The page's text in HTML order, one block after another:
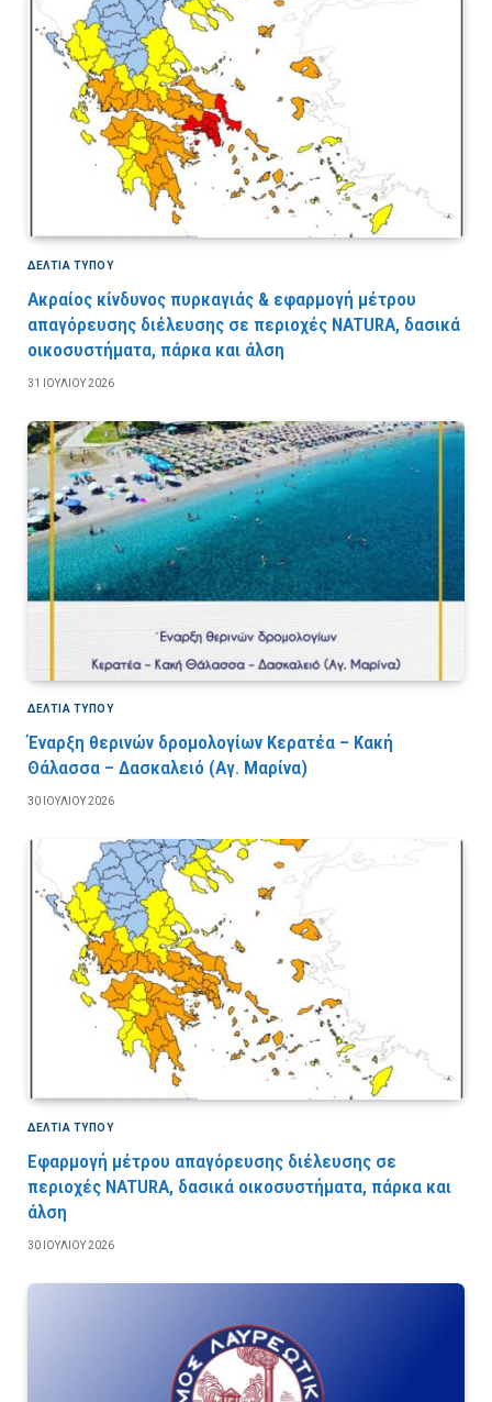
ΔΕΛΤΙΑ ΤΥΠΟΥ
Ακραίος κίνδυνος πυρκαγιάς & εφαρμογή μέτρου
απαγόρευσης διέλευσης σε περιοχές NATURA, δασικά
οικοσυστήματα, πάρκα και άλση
31 ΙΟΥΛΊΟΥ 2026
ΔΕΛΤΙΑ ΤΥΠΟΥ
Έναρξη θερινών δρομολογίων Κερατέα – Κακή
Θάλασσα – Δασκαλειό (Αγ. Μαρίνα)
30 ΙΟΥΛΊΟΥ 2026
ΔΕΛΤΙΑ ΤΥΠΟΥ
Εφαρμογή μέτρου απαγόρευσης διέλευσης σε
περιοχές NATURA, δασικά οικοσυστήματα, πάρκα και
άλση
30 ΙΟΥΛΊΟΥ 2026